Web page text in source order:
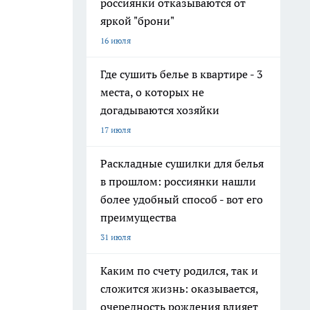
россиянки отказываются от
яркой "брони"
16 июля
Где сушить белье в квартире - 3
места, о которых не
догадываются хозяйки
17 июля
Раскладные сушилки для белья
в прошлом: россиянки нашли
более удобный способ - вот его
преимущества
31 июля
Каким по счету родился, так и
сложится жизнь: оказывается,
очередность рождения влияет